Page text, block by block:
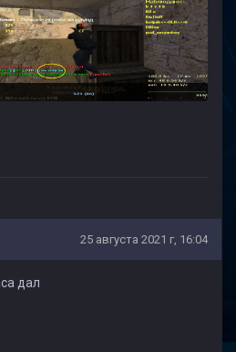
25 августа 2021 г, 16:04
дал